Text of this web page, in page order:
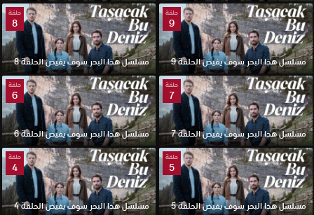
حلقة
9
مسلسل هذا البحر سوف يفيض الحلقة 9
حلقة
8
مسلسل هذا البحر سوف يفيض الحلقة 8
حلقة
7
مسلسل هذا البحر سوف يفيض الحلقة 7
حلقة
6
مسلسل هذا البحر سوف يفيض الحلقة 6
حلقة
5
مسلسل هذا البحر سوف يفيض الحلقة 5
حلقة
4
مسلسل هذا البحر سوف يفيض الحلقة 4